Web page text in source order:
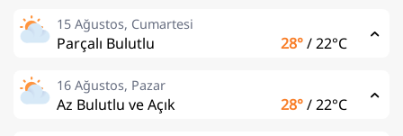
15 Ağustos, Cumartesi
Parçalı Bulutlu 28°/22°C
16 Ağustos, Pazar
Az Bulutlu ve Açık 28°/22°C